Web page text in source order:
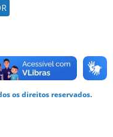
os direitos reservados.